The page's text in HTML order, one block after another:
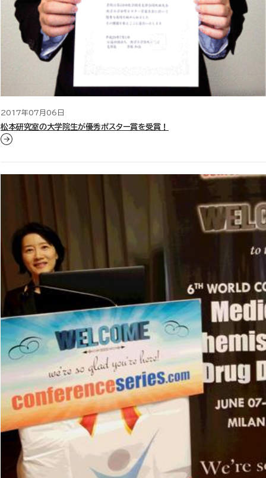
2017年07月06日
松本研究室の大学院生が優秀ポスター賞を受賞！